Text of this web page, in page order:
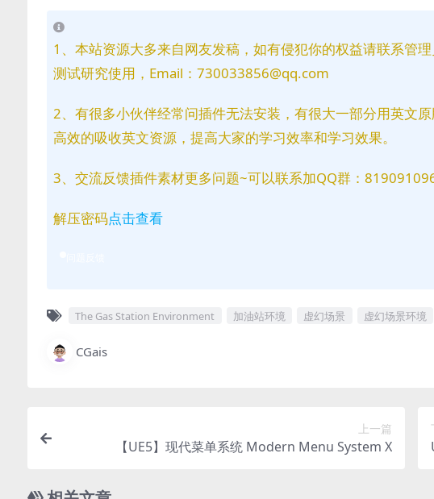
1、本站资源大多来自网友发稿，如有侵犯你的权益请联系管
测试研究使用，Email：730033856@qq.com
2、有很多小伙伴经常问插件无法安装，有很大一部分用英文
高效的吸收英文资源，提高大家的学习效率和学习效果。
3、交流反馈插件素材更多问题~可以联系加QQ群：
解压密码点击查看
The Gas Station Environment 加油站环境 虚幻场景 虚幻场景环境
CGais
上一篇
【UE5】现代菜单系统 Modern Menu System X